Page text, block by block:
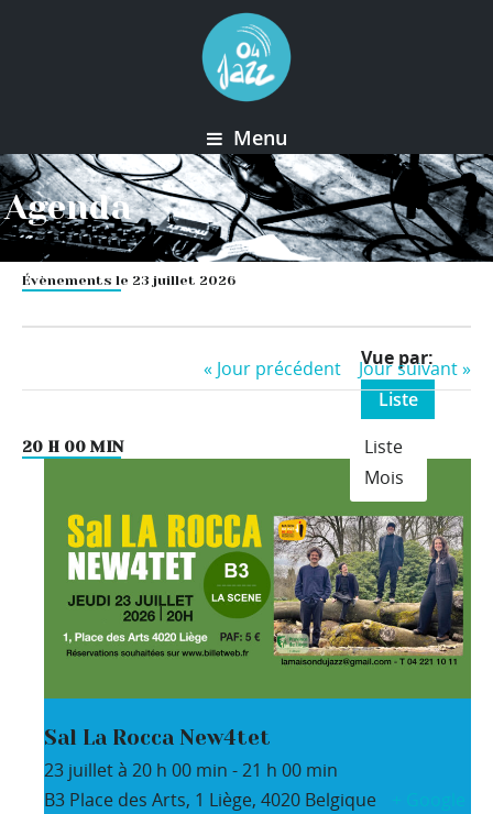
Menu
Agenda
Évènements le 23 juillet 2026
Event
Views
Navigation
Vue par
Liste
Liste
Mois
« Jour précédent Jour suivant»
20 H 00 MIN
Sal La Rocca New4tet
23 juillet à 20 h 00 min -21 h 00 min
B3 Place des Arts, 1 Liège, 4020 Belgique